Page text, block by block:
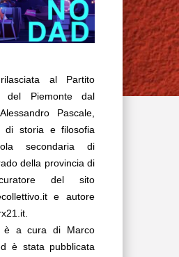
al Partito
del Piemonte dal
Pascale,
di storia e filosofia
secondaria di
della provincia di
del sito
e autore
è a cura di Marco
è stata pubblicata